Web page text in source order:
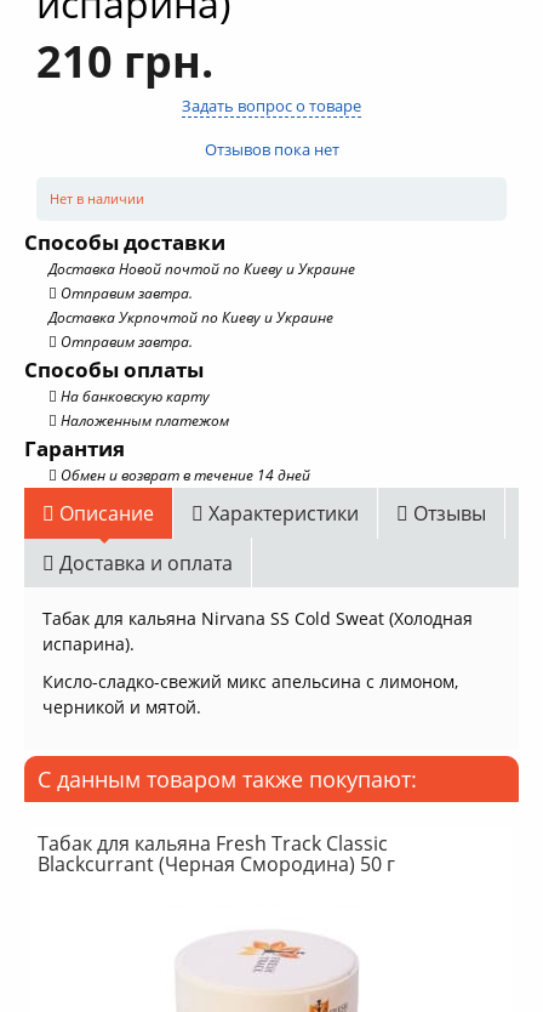
210 грн.
Задать вопрос о товаре
Отзывов пока нет
Нет в наличии
Способы доставки
Доставка Новой почтой по Киеву и Украине
Отправим завтра.
Доставка Укрпочтой по Киеву и Украине
Отправим завтра.
Способы оплаты
На банковскую карту
Наложенным платежом
Гарантия
Обмен и возврат в течение 14 дней
Описание Характеристики
Отзывы
Доставка и оплата
Табак для кальяна Nirvana SS Cold Sweat (Холодная
испарина).
Кисло-сладко-свежий микс апельсина с лимоном,
черникой и мятой.
С данным товаром также покупают:
Табак для кальяна Fresh Track Classic
Blackcurrant (Черная Смородина) 50 г